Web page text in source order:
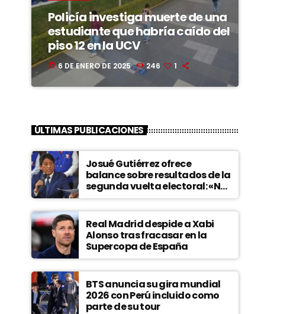
Policía investiga muerte de una
estudiante que habría caído del
piso 12 en la UCV
today 6 DE ENERO DE 2025 246 1
ÚLTIMAS PUBLICACIONES
Josué Gutiérrez ofrece
balance sobre resultados de la
segunda vuelta electoral: «No
existe fraude»
Real Madrid despide a Xabi
Alonso tras fracasar en la
Supercopa de España
BTS anuncia su gira mundial
2026 con Perú incluido como
parte de su tour